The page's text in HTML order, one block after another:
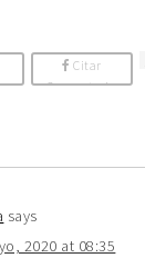
Citar
Comentario
says
2020 at 08:35